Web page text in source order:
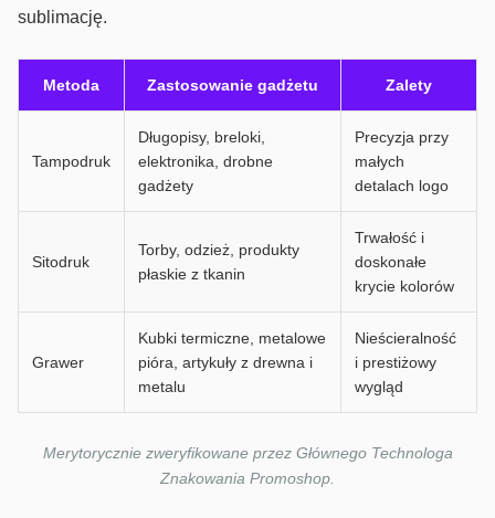
sublimację.
Metoda Zastosowanie gadżetu Zalety
Tampodruk
Długopisy, breloki,
elektronika, drobne
gadżety
Precyzja przy
małych
detalach logo
Sitodruk
Torby, odzież, produkty
płaskie z tkanin
Trwałość i
doskonałe
krycie kolorów
Grawer
Kubki termiczne, metalowe
pióra, artykuły z drewna i
metalu
Nieścieralność
i prestiżowy
wygląd
Merytorycznie zweryfikowane przez Głównego Technologa
Znakowania Promoshop.